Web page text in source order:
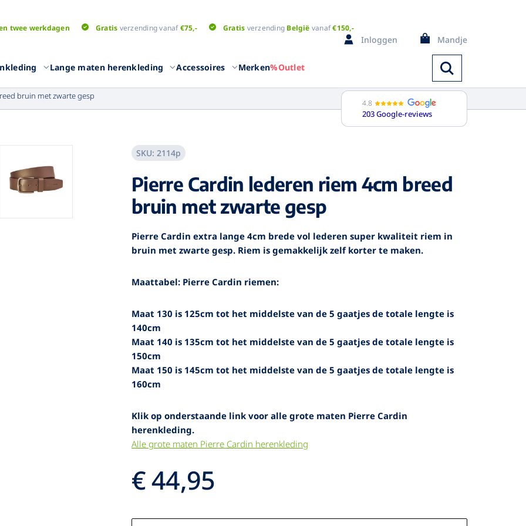
twee werkdagen Gratis verzending vanaf€75,- Gratis verzending België vanaf€150,-
Inloggen Mandje
Overhemden
Overhemden lange
Overhemden korte
Overhemden uni kleuren
T-shirts lange mouw
T-shirts korte mouw
T-shirts mouwloos
T-shirts uni kleuren
Poloshirts
Poloshirts korte mouw
Bodywarmers
Badjassen
Regenkleding
Trainingspak
Lange maten herenkleding Accessoires Merken%Outlet
bruin met zwarte gesp
4.8
203 Google-reviews
SKU: 2114p
Pierre Cardin lederen riem 4cm breed
bruin met zwarte gesp
Pierre Cardin extra lange 4cm brede vol lederen super kwaliteit riem in
bruin met zwarte gesp. Riem is gemakkelijk zelf korter te maken.
Maattabel: Pierre Cardin riemen:
Maat 130 is 125cm tot het middelste van de 5 gaatjes de totale lengte is
140cm
Maat 140 is 135cm tot het middelste van de 5 gaatjes de totale lengte is
150cm
Maat 150 is 145cm tot het middelste van de 5 gaatjes de totale lengte is
160cm
Klik op onderstaande link voor alle grote maten Pierre Cardin
herenkleding.
Alle grote maten Pierre Cardin herenkleding
€ 44,95